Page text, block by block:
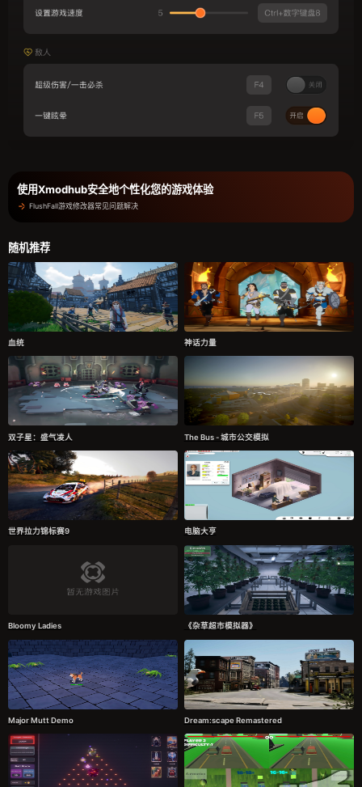
使用Xmodhub安全地个性化您的游戏体验
FlushFall游戏修改器常见问题解决
随机推荐
血统 神话力量
双子星：盛气凌人 The Bus - 城市公交模拟
世界拉力锦标赛9 电脑大亨
Bloomy Ladies 《杂草超市模拟器》
Major Mutt Demo Dream:scape Remastered